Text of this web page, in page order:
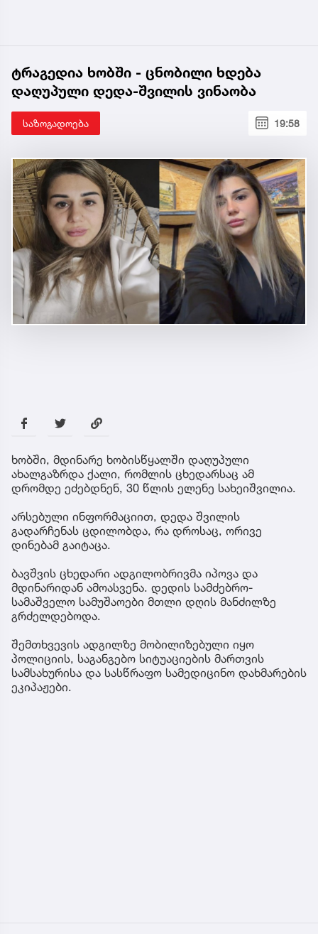
ტრაგედია ხობში - ცნობილი ხდება
დაღუპული დედა-შვილის ვინაობა
საზოგადოება 19:58
ხობში, მდინარე ხობისწყალში დაღუპული
ახალგაზრდა ქალი, რომლის ცხედარსაც ამ
დრომდე ეძებდნენ, 30 წლის ელენე სახეიშვილია.
არსებული ინფორმაციით, დედა შვილის
გადარჩენას ცდილობდა, რა დროსაც, ორივე
დინებამ გაიტაცა.
ბავშვის ცხედარი ადგილობრივმა იპოვა და
მდინარიდან ამოასვენა. დედის სამძებრო-
სამაშველო სამუშაოები მთლი დღის მანძილზე
გრძელდებოდა.
შემთხვევის ადგილზე მობილიზებული იყო
პოლიციის, საგანგებო სიტუაციების მართვის
სამსახურისა და სასწრაფო სამედიცინო დახმარების
ეკიპაჟები.